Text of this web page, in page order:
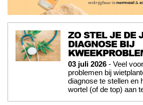
ZO STEL JE DE
DIAGNOSE BIJ
03 juli 2026 - Veel
problemen bij
diagnose te stellen en
wortel (of de top) aan